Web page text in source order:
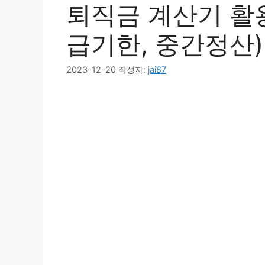
퇴직금 계산기
급기한, 중간정산)
2023-12-20 작성자: jai87